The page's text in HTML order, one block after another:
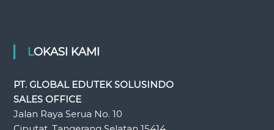
LOKASI KAMI
PT. GLOBAL EDUTEK SOLUSINDO
SALES OFFICE
Jalan Raya Serua No. 10